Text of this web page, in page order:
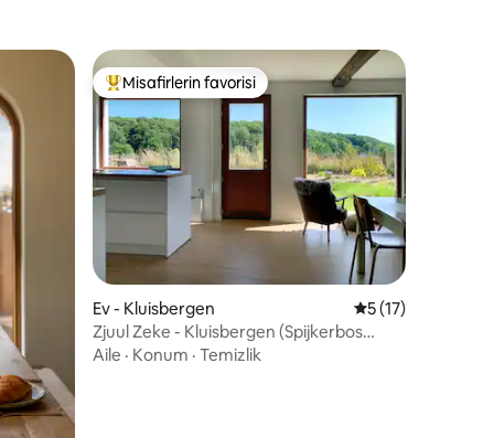
Misafirlerin favorilerinden en beğenilenler arasında
Misafirlerin favorisi
Ev - Kluisbergen 5 üzerinden
5 (17)
Zjuul Zeke - Kluisbergen (Spijkerbos
manzarası)
Aile · Konum · Temizlik